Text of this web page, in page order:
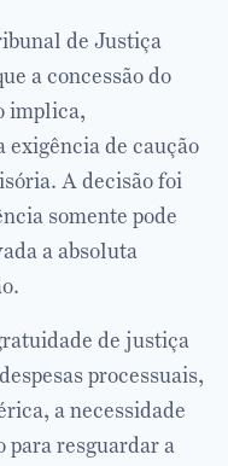
de Justiça
a concessão do
implica,
exigência de caução
A decisão foi
somente pode
a absoluta
de justiça
processuais,
a necessidade
para resguardar a